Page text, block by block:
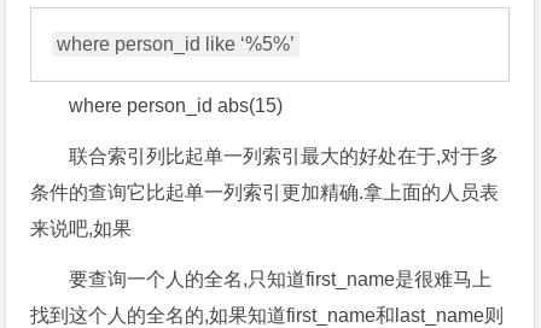
where person_id abs(15)
联合索引列比起单一列索引最大的好处在于,对于多
条件的查询它比起单一列索引更加精确.拿上面的人员表
来说吧,如果
要查询一个人的全名,只知道first_name是很难马上
找到这个人的全名的,如果知道first_name和last_name则